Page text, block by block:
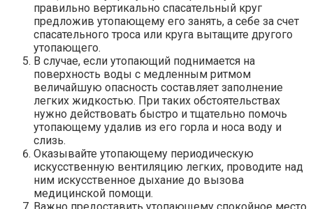
правильно вертикально спасательный круг
предложив утопающему его занять, а себе за счет
спасательного троса или круга вытащите другого
утопающего.
В случае, если утопающий поднимается на
поверхность воды с медленным ритмом
величайшую опасность составляет заполнение
легких жидкостью. При таких обстоятельствах
нужно действовать быстро и тщательно помочь
утопающему удалив из его горла и носа воду и
слизь.
Оказывайте утопающему периодическую
искусственную вентиляцию легких, проводите над
ним искусственное дыхание до вызова
медицинской помощи.